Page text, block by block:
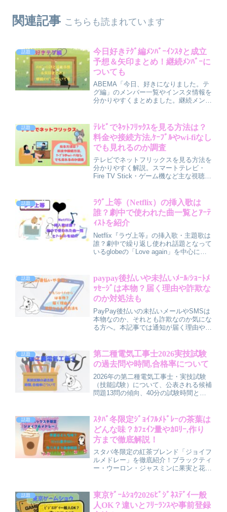
関連記事 こちらも読まれています
話題
今日好きﾃｸﾞ編ﾒﾝﾊﾞｰｲﾝｽﾀと成立
予想＆矢印まとめ！継続ﾒﾝﾊﾞｰに
ついても
ABEMA「今日、好きになりました。テ
グ編」のメンバー一覧やインスタ情報を
分かりやすくまとめました。継続メンバ
海外ロケならではの注目ポイントまで丁
寧に解説しています。テグ編をより楽し
みたい方は必見です。
話題
ﾃﾚﾋﾞでﾈｯﾄﾌﾘｯｸｽを見る方法は？
料金や接続方法,ｹｰﾌﾞﾙやwi-fiなし
でも見れるのか調査
テレビでネットフリックスを見る方法を
分かりやすく解説。スマートテレビ・
Fire TV Stick・ゲーム機など主な視聴パ
やWi‑Fiなしの場合の注意点まで丁寧に
紹介します。
話題
ﾗｳﾞ上等（Netflix）の挿入歌は
誰？劇中で使われた曲一覧とｱｰﾃ
ｨｽﾄを紹介
Netflix『ラヴ上等』の挿入歌・主題歌は
誰？劇中で繰り返し使われ話題となって
いるglobeの「Love again」を中心に、
理由まで詳しく紹介。挿入歌を知るとド
ラマの魅力がさらに深まります。
話題
paypay後払いや未払いﾒｰﾙ/ｼｮｰﾄﾒ
ｯｾｰｼﾞは本物？届く理由や詐欺な
のか対処法も
PayPay後払いの未払いメールやSMSは
本物なのか、それとも詐欺なのか気にな
る方へ。本記事では通知が届く理由や見
に未払いだった場合の正しい対応方法も
紹介し、安心して判断できるポイントを
まとめています。
話題
第二種電気工事士2026実技試験
の過去問や時間,合格率について
2026年の第二種電気工事士・実技試験
（技能試験）について、公表される候補
問題13問の傾向、40分の試験時間とお
などの対策ポイントをわかりやすく解説
し、初めての受験でも本番のイメージが
つかみやすい内容になっています。
話題
ｽﾀﾊﾞ冬限定ｼﾞｮｲﾌﾙﾒﾄﾞﾚｰの茶葉は
どんな味？ｶﾌｪｲﾝ量やｶﾛﾘｰ,作り
方まで徹底解説！
スタバ冬限定の紅茶ブレンド「ジョイフ
ルメドレー」を徹底紹介！ブラックティ
ー・ウーロン・ジャスミンに果実と花の
かの目安、おうちで簡単に再現できるテ
ィーラテレシピまで分かりやすく解説し
ています。
話題
東京ｹﾞｰﾑｼｮｳ2026ﾋﾞｼﾞﾈｽﾃﾞｲ一般
人OK？違いとﾌﾘｰﾗﾝｽや事前登録